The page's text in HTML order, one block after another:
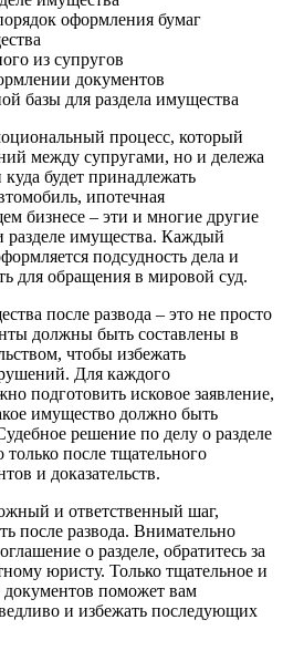
оформления бумаг
из супругов
документов
базы для раздела имущества
процесс, который
между супругами, но и дележа
будет принадлежать
ипотечная
бизнесе – эти и многие другие
разделе имущества. Каждый
подсудность дела и
для обращения в мировой суд.
после развода – это не просто
должны быть составлены в
чтобы избежать
Для каждого
подготовить исковое заявление,
имущество должно быть
решение по делу о разделе
только после тщательного
и доказательств.
и ответственный шаг,
после развода. Внимательно
о разделе, обратитесь за
юристу. Только тщательное и
поможет вам
и избежать последующих